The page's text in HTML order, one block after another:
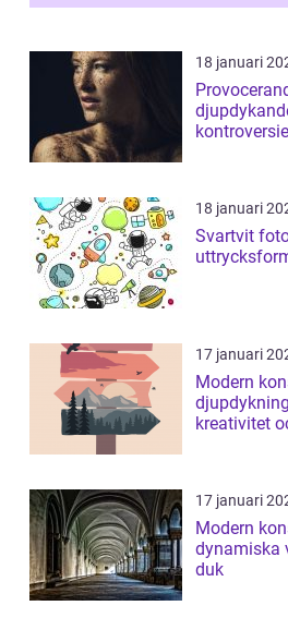
18 januari
18 januari
Svartvit
17 januari
Modern
kreativitet
17 januari
Modern konst tavla
dynamiska
duk